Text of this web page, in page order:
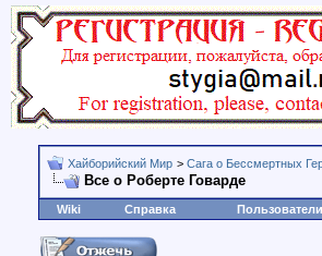
Хайборийский Мир > Сага о Бессмертных
Все о Роберте Говарде
Wiki Справка Пользователи